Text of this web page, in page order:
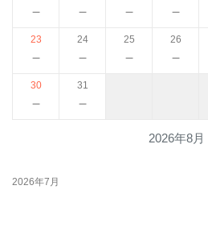
2026年8月
－ － － －
23
－
24
－
25
－
26
－
30
－
31
－
2026年7月